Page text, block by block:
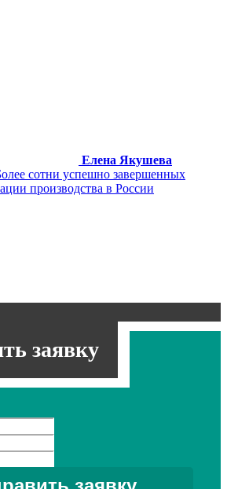
Елена Якушева
сотни успешно завершенных
производства в России
заявку